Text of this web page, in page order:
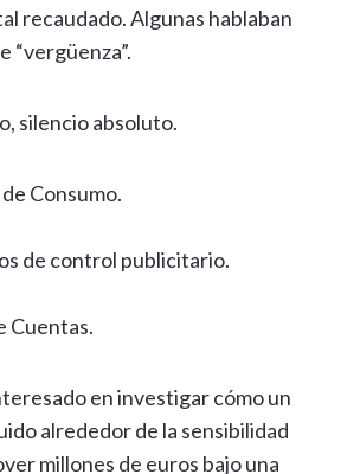
recaudado. Algunas hablaban
“vergüenza”.
silencio absoluto.
Consumo.
de control publicitario.
Cuentas.
en investigar cómo un
alrededor de la sensibilidad
millones de euros bajo una